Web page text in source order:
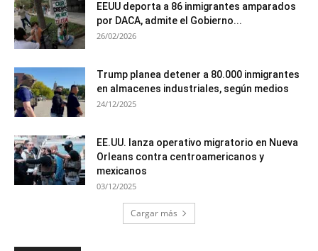
EEUU deporta a 86 inmigrantes amparados
por DACA, admite el Gobierno...
26/02/2026
Trump planea detener a 80.000 inmigrantes
en almacenes industriales, según medios
24/12/2025
EE.UU. lanza operativo migratorio en Nueva
Orleans contra centroamericanos y
mexicanos
03/12/2025
Cargar más